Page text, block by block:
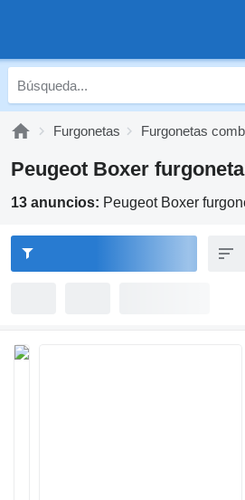
Furgonetas Furgonetas
Peugeot Boxer
13 anuncios: Peugeot Boxer